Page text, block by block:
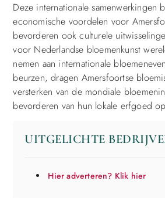
Deze internationale samenwerkingen
economische voordelen voor
bevorderen ook culturele
voor Nederlandse bloemenkunst
nemen aan internationale
beurzen, dragen Amersfoortse
versterken van de mondiale
bevorderen van hun lokale erfgoed
UITGELICHTE
Hier adverteren? Klik hier